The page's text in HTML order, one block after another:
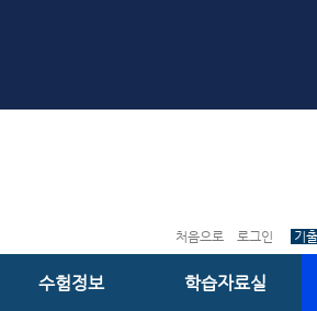
처음으로 로그인 기
수험정보 학습자료실